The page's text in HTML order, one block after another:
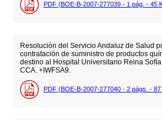
PDF (BOE-B-2007-277039 - 1 pág. - 45
Resolución del Servicio Andaluz de Salud
contratación de suministro de productos
destino al Hospital Universitario Reina
CCA. +IWFSA9.
PDF (BOE-B-2007-277040 - 2 págs. - 87